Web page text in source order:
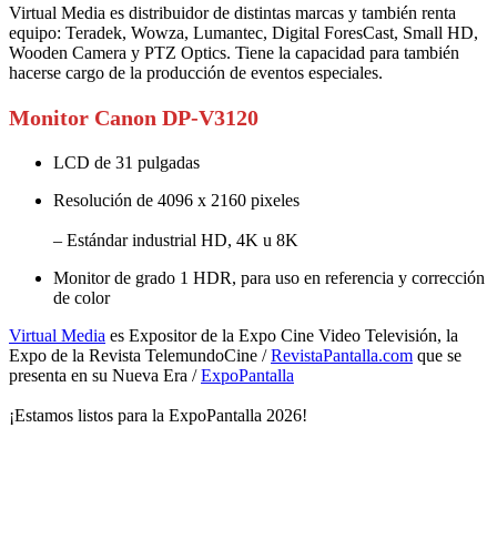
Virtual Media es distribuidor de distintas marcas y también renta
equipo: Teradek, Wowza, Lumantec, Digital ForesCast, Small HD,
Wooden Camera y PTZ Optics. Tiene la capacidad para también
hacerse cargo de la producción de eventos especiales.
Monitor Canon DP-V3120
LCD de 31 pulgadas
Resolución de 4096 x 2160 pixeles
– Estándar industrial HD, 4K u 8K
Monitor de grado 1 HDR, para uso en referencia y corrección
de color
Virtual Media es Expositor de la Expo Cine Video Televisión, la
Expo de la Revista TelemundoCine /RevistaPantalla.com que se
presenta en su Nueva Era /ExpoPantalla
¡Estamos listos para la ExpoPantalla 2026!